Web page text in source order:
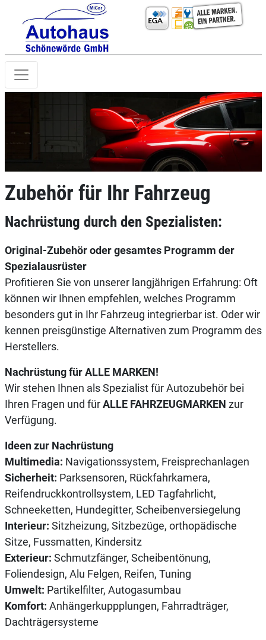
Zubehör für Ihr Fahrzeug
Nachrüstung durch den Spezialisten:
Original-Zubehör oder gesamtes Programm der
Spezialausrüster
Profitieren Sie von unserer langjährigen Erfahrung: Oft
können wir Ihnen empfehlen, welches Programm
besonders gut in Ihr Fahrzeug integrierbar ist. Oder wir
kennen preisgünstige Alternativen zum Programm des
Herstellers.
Nachrüstung für ALLE MARKEN!
Wir stehen Ihnen als Spezialist für Autozubehör bei
Ihren Fragen und fürALLE FAHRZEUGMARKEN zur
Verfügung.
Ideen zur Nachrüstung
Multimedia: Navigationssystem, Freisprechanlagen
Sicherheit: Parksensoren, Rückfahrkamera,
Reifendruckkontrollsystem, LED Tagfahrlicht,
Schneeketten, Hundegitter, Scheibenversiegelung
Interieur: Sitzheizung, Sitzbezüge, orthopädische
Sitze, Fussmatten, Kindersitz
Exterieur: Schmutzfänger, Scheibentönung,
Foliendesign, Alu Felgen, Reifen, Tuning
Umwelt: Partikelfilter, Autogasumbau
Komfort: Anhängerkuppplungen, Fahrradträger,
Dachträgersysteme